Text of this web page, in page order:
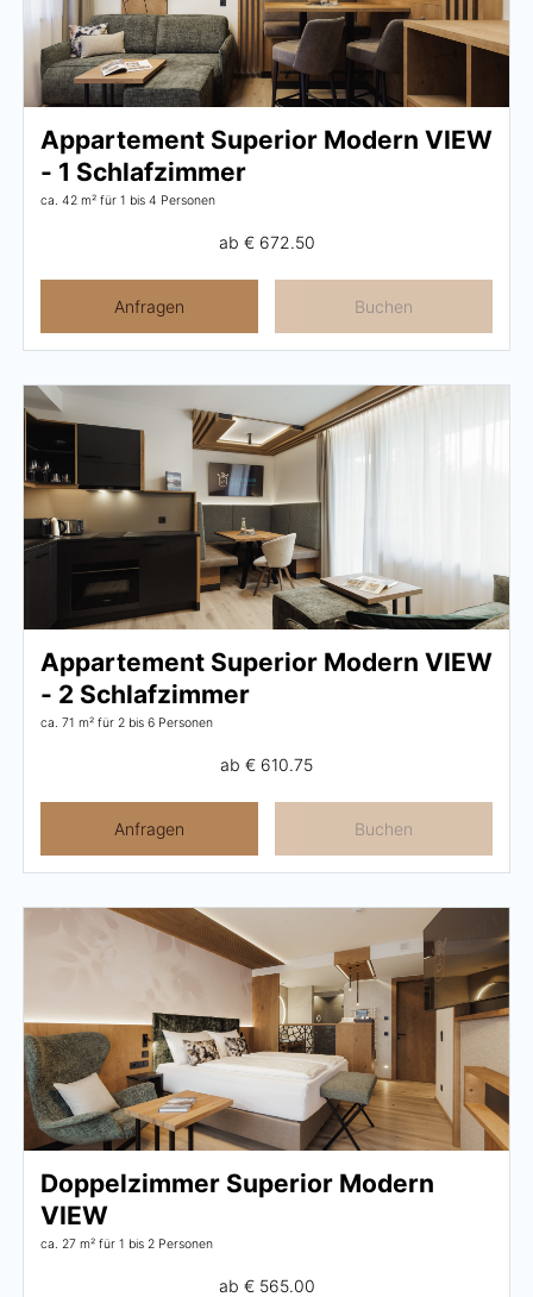
Appartement Superior Modern VIEW
- 1 Schlafzimmer
ca. 42 m² für 1 bis 4 Personen
ab € 672.50
Anfragen Buchen
Appartement Superior Modern VIEW
- 2 Schlafzimmer
ca. 71 m² für 2 bis 6 Personen
ab € 610.75
Anfragen Buchen
Doppelzimmer Superior Modern
VIEW
ca. 27 m² für 1 bis 2 Personen
ab € 565.00